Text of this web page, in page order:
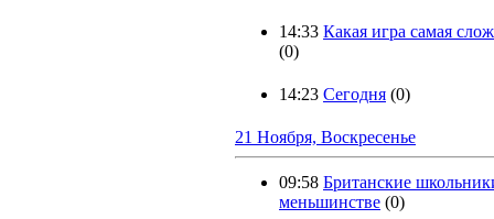
14:33 Какая игра самая
(0)
14:23 Сегодня (0)
21 Ноября, Воскресенье
09:58 Британские
меньшинстве (0)